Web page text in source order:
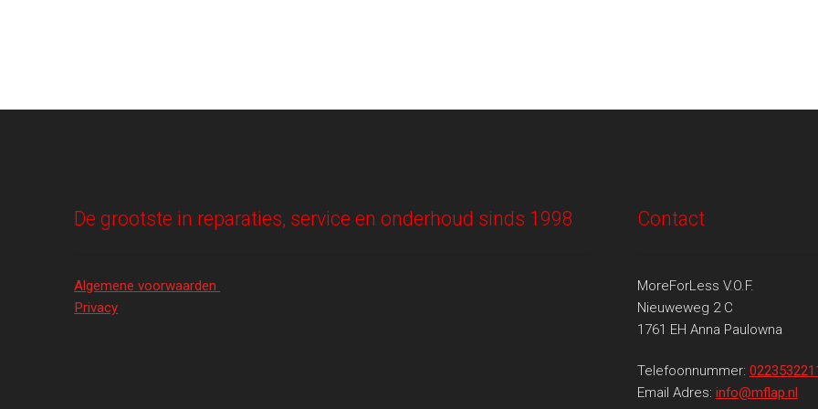
De grootste in reparaties, service en onderhoud sinds 1998
Algemene voorwaarden
Privacy
Contact
MoreForLess V.O.F.
Nieuweweg 2 C
1761 EH Anna Paulowna
Telefoonnummer:
Email Adres: info@mflap.nl